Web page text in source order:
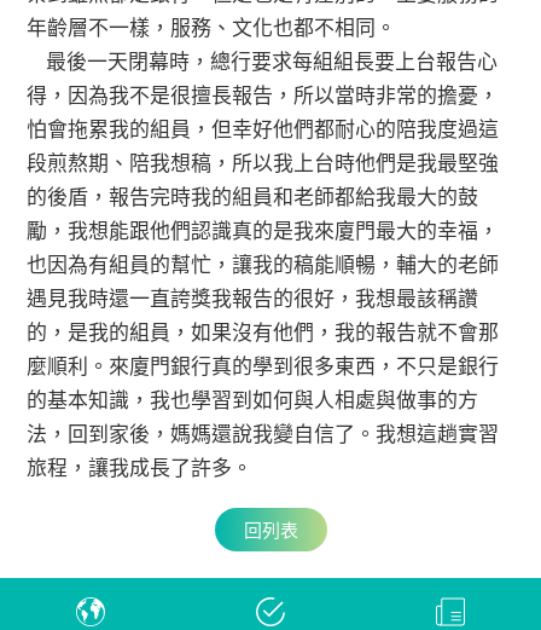
年齡層不一樣，服務、文化也都不相同。
最後一天閉幕時，總行要求每組組長要上台報告心
得，因為我不是很擅長報告，所以當時非常的擔憂，
怕會拖累我的組員，但幸好他們都耐心的陪我度過這
段煎熬期、陪我想稿，所以我上台時他們是我最堅強
的後盾，報告完時我的組員和老師都給我最大的鼓
勵，我想能跟他們認識真的是我來廈門最大的幸福，
也因為有組員的幫忙，讓我的稿能順暢，輔大的老師
遇見我時還一直誇獎我報告的很好，我想最該稱讚
的，是我的組員，如果沒有他們，我的報告就不會那
麼順利。來廈門銀行真的學到很多東西，不只是銀行
的基本知識，我也學習到如何與人相處與做事的方
法，回到家後，媽媽還說我變自信了。我想這趟實習
旅程，讓我成長了許多。
回列表